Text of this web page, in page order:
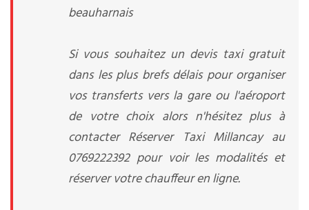
beauharnais
Si vous souhaitez un devis taxi gratuit
dans les plus brefs délais pour organiser
vos transferts vers la gare ou l'aéroport
de votre choix alors n'hésitez plus à
contacter Réserver Taxi Millancay au
0769222392 pour voir les modalités et
réserver votre chauffeur en ligne.